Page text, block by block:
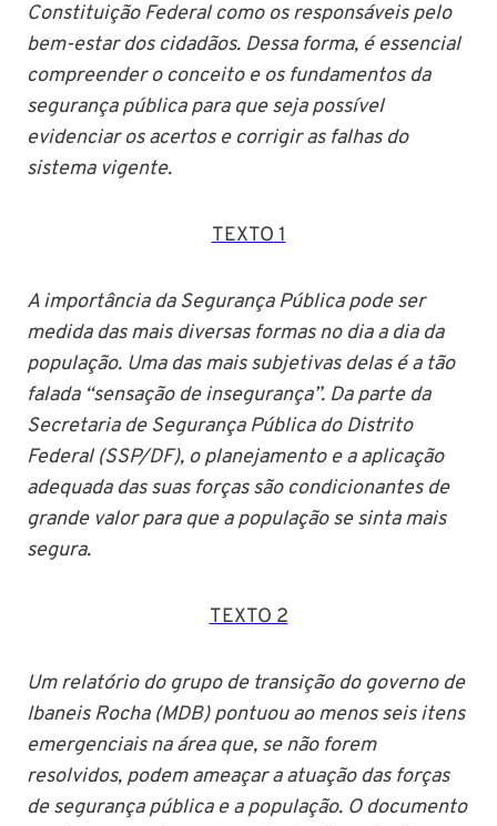
Constituição Federal como os responsáveis pelo
bem-estar dos cidadãos. Dessa forma, é essencial
compreender o conceito e os fundamentos da
segurança pública para que seja possível
evidenciar os acertos e corrigir as falhas do
sistema vigente.
TEXTO 1
A importância da Segurança Pública pode ser
medida das mais diversas formas no dia a dia da
população. Uma das mais subjetivas delas é a tão
falada “sensação de insegurança”. Da parte da
Secretaria de Segurança Pública do Distrito
Federal (SSP/DF), o planejamento e a aplicação
adequada das suas forças são condicionantes de
grande valor para que a população se sinta mais
segura.
TEXTO 2
Um relatório do grupo de transição do governo de
Ibaneis Rocha (MDB) pontuou ao menos seis itens
emergenciais na área que, se não forem
resolvidos, podem ameaçar a atuação das forças
de segurança pública e a população. O documento